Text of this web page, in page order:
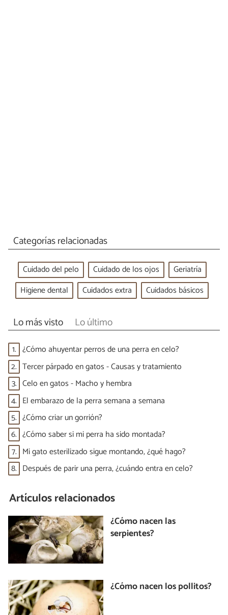
Categorías relacionadas
Cuidado del pelo Cuidado de los ojos
Geriatría
Higiene dental
Cuidados extra Cuidados básicos
Lo más visto Lo último
1. ¿Cómo ahuyentar perros de una perra en celo?
2. Tercer párpado en gatos - Causas y tratamiento
3. Celo en gatos - Macho y hembra
4. El embarazo de la perra semana a semana
5. ¿Cómo criar un gorrión?
6. ¿Cómo saber si mi perra ha sido montada?
7. Mi gato esterilizado sigue montando, ¿qué hago?
8. Después de parir una perra, ¿cuándo entra en celo?
Artículos relacionados
¿Cómo nacen las
serpientes?
¿Cómo nacen los pollitos?